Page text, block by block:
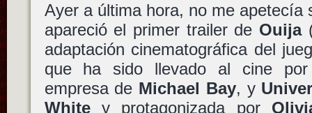
Ayer a última hora, no me apetecía
apareció el primer trailer de Ouija
adaptación cinematográfica del
que ha sido llevado al cine
empresa de Michael Bay, y
Whitey protagonizada por